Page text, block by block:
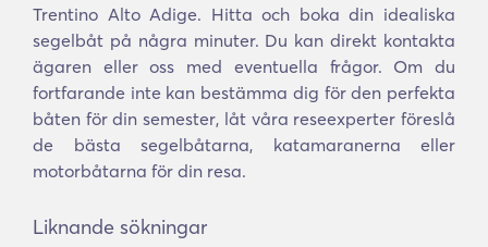
Trentino Alto Adige. Hitta och boka din idealiska
segelbåt på några minuter. Du kan direkt kontakta
ägaren eller oss med eventuella frågor. Om du
fortfarande inte kan bestämma dig för den perfekta
båten för din semester, låt våra reseexperter föreslå
de bästa segelbåtarna, katamaranerna eller
motorbåtarna för din resa.
Liknande sökningar